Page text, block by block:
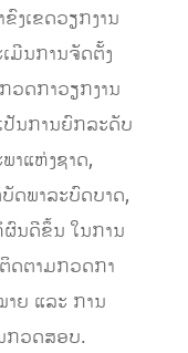
ງເຂດວຽກງານ
ມີນການຈັດຕັ້ງ
ດກາວຽກງານ
ປັນການຍົກລະດັບ
າແຫ່ງຊາດ,
ດພາລະບົດບາດ,
ນດີຂຶ້ນ ໃນການ
ດຕາມກວດກາ
ຍ ແລະ ການ
ກວດສອບ.